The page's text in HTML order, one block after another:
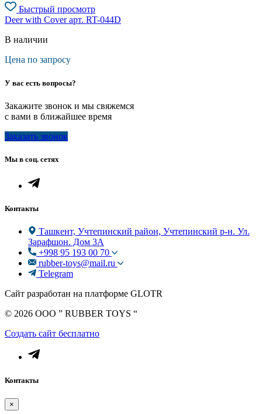
Быстрый просмотр
Deer with Cover арт. RT-044D
В наличии
Цена по запросу
У вас есть вопросы?
Закажите звонок и мы свяжемся
с вами в ближайшее время
Заказать звонок
Мы в соц. сетях
Контакты
Ташкент, Учтепинский район, Учтепинский р-н. Ул.
Зарафшон. Дом 3А
+998 95 193 00 70
rubber-toys@mail.ru
Telegram
Сайт разработан на платформе GLOTR
© 2026 OOO ” RUBBER TOYS “
Создать cайт бесплатно
Контакты
×